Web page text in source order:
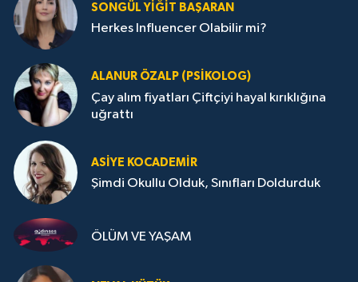
SONGÜL YIĞIT BAŞARAN
Herkes Influencer Olabilir mi?
ALANUR ÖZALP (PSIKOLOG)
Çay alım fiyatları Çiftçiyi hayal kırıklığına
uğrattı
ASIYE KOCADEMİR
Şimdi Okullu Olduk, Sınıfları Doldurduk
ÖLÜM VE YAŞAM